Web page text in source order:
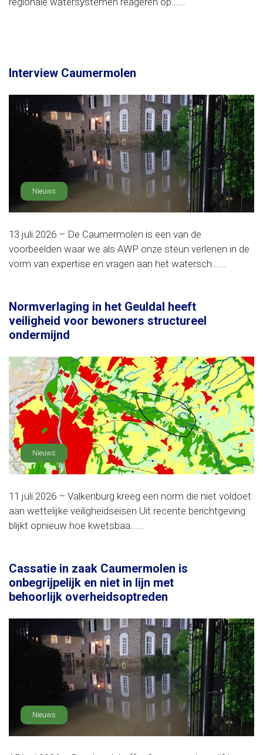
Interview Caumermolen
Nieuws
13 juli 2026 – De Caumermolen is een van de
voorbeelden waar we als AWP onze steun verlenen in de
vorm van expertise en vragen aan het watersch......
Normverlaging in het Geuldal heeft
veiligheid voor bewoners structureel
ondermijnd
Nieuws
11 juli 2026 – Valkenburg kreeg een norm die niet voldoet
aan wettelijke veiligheidseisen Uit recente berichtgeving
blijkt opnieuw hoe kwetsbaa......
Cassatie in zaak Caumermolen is
onbegrijpelijk en niet in lijn met
behoorlijk overheidsoptreden
Nieuws